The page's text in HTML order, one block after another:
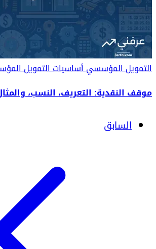
التمويل المؤسسيأساسيات التمويل
موقف النقدية: التعريف، النسب،
السابق